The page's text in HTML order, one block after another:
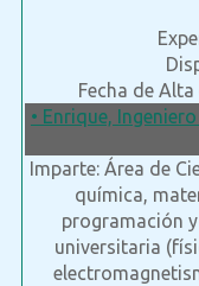
Fecha de
• Enrique,
Imparte: Área de
química,
programación
universitaria